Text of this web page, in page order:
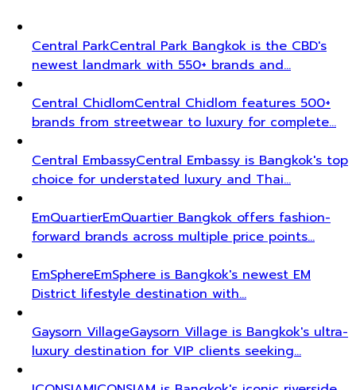
Central ParkCentral Park Bangkok is the CBD's
newest landmark with 550+ brands and…
Central ChidlomCentral Chidlom features 500+
brands from streetwear to luxury for complete…
Central EmbassyCentral Embassy is Bangkok's top
choice for understated luxury and Thai…
EmQuartierEmQuartier Bangkok offers fashion-
forward brands across multiple price points…
EmSphereEmSphere is Bangkok's newest EM
District lifestyle destination with…
Gaysorn VillageGaysorn Village is Bangkok's ultra-
luxury destination for VIP clients seeking…